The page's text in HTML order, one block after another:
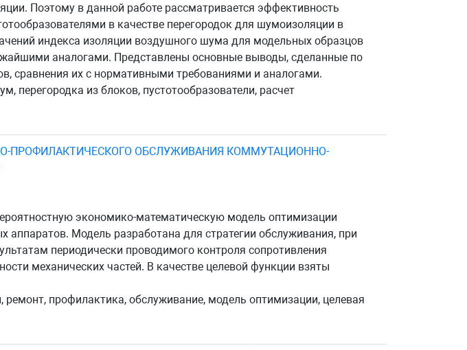
Поэтому в данной работе рассматривается эффективность
в качестве перегородок для шумоизоляции в
индекса изоляции воздушного шума для модельных образцов
аналогами. Представлены основные выводы, сделанные по
сравнения их с нормативными требованиями и аналогами.
перегородка из блоков, пустотообразователи, расчет
ОБСЛУЖИВАНИЯ КОММУТАЦИОННО-
экономико-математическую модель оптимизации
аппаратов. Модель разработана для стратегии обслуживания, при
периодически проводимого контроля сопротивления
механических частей. В качестве целевой функции взяты
профилактика, обслуживание, модель оптимизации, целевая